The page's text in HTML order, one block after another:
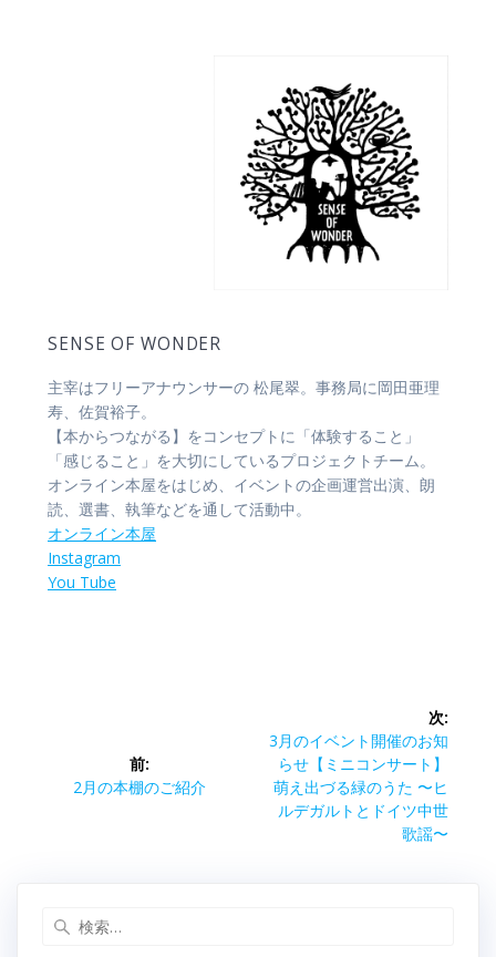
SENSE OF WONDER
主宰はフリーアナウンサーの 松尾翠。事務局に岡田亜理
寿、佐賀裕子。
【本からつながる】をコンセプトに「体験すること」
「感じること」を大切にしているプロジェクトチーム。
オンライン本屋をはじめ、イベントの企画運営出演、朗
読、選書、執筆などを通して活動中。
オンライン本屋
Instagram
You Tube
前:
前
2月の本棚のご紹介
次:
次
の
投
稿:
3月のイベント開催のお知
らせ【ミニコンサート】
萌え出づる緑のうた 〜ヒ
ルデガルトとドイツ中世
歌謡〜